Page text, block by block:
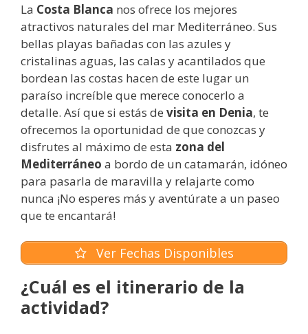
La Costa Blanca nos ofrece los mejores
atractivos naturales del mar Mediterráneo. Sus
bellas playas bañadas con las azules y
cristalinas aguas, las calas y acantilados que
bordean las costas hacen de este lugar un
paraíso increíble que merece conocerlo a
detalle. Así que si estás de visita en Denia, te
ofrecemos la oportunidad de que conozcas y
disfrutes al máximo de esta zona del
Mediterráneo a bordo de un catamarán, idóneo
para pasarla de maravilla y relajarte como
nunca ¡No esperes más y aventúrate a un paseo
que te encantará!
Ver Fechas Disponibles
¿Cuál es el itinerario de la
actividad?